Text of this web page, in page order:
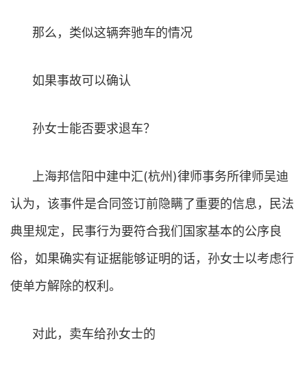
那么，类似这辆奔驰车的情况
如果事故可以确认
孙女士能否要求退车？
上海邦信阳中建中汇(杭州)律师事务所律师吴迪
认为，该事件是合同签订前隐瞒了重要的信息，民法
典里规定，民事行为要符合我们国家基本的公序良
俗，如果确实有证据能够证明的话，孙女士以考虑行
使单方解除的权利。
对此，卖车给孙女士的